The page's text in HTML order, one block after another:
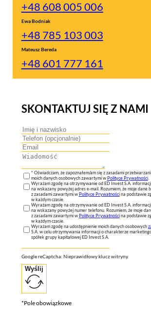
+48 608 005 006
Ewa Bodniak
+48 785 103 003
Mateusz Bereda
+48 601 777 161
SKONTAKTUJ SIĘ Z NAMI
* Oświadczam, że zapoznałem/am się z zasadami
moich danych osobowych zawartymi wPolityce Prywatności.
Wyrażam zgodę na otrzymywanie od ED Invest S.A.
na wskazany powyżej adres e-mail. Rozumiem, że moje dane
z zasadami zawartymi wPolityce Prywatnościna podstawie
w każdym czasie.
Wyrażam zgodę na otrzymywanie od ED Invest S.A.
na wskazany powyżej numer telefonu. Rozumiem, że moje
z zasadami zawartymi wPolityce Prywatnościna podstawie
w każdym czasie.
Wyrażam zgodę na udostępnienie moich danych osobowych
S.A. w celu otrzymywania informacji o charakterze
spółek grupy kapitałowej ED Invest S.A.
Google reCaptcha: Nieprawidłowy klucz witryny.
Wyślij
*Pole obowiązkowe